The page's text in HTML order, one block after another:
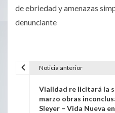
de ebriedad y amenazas
denunciante
Noticia anterior
Vialidad re licitará la
marzo obras
Sleyer – Vida Nueva